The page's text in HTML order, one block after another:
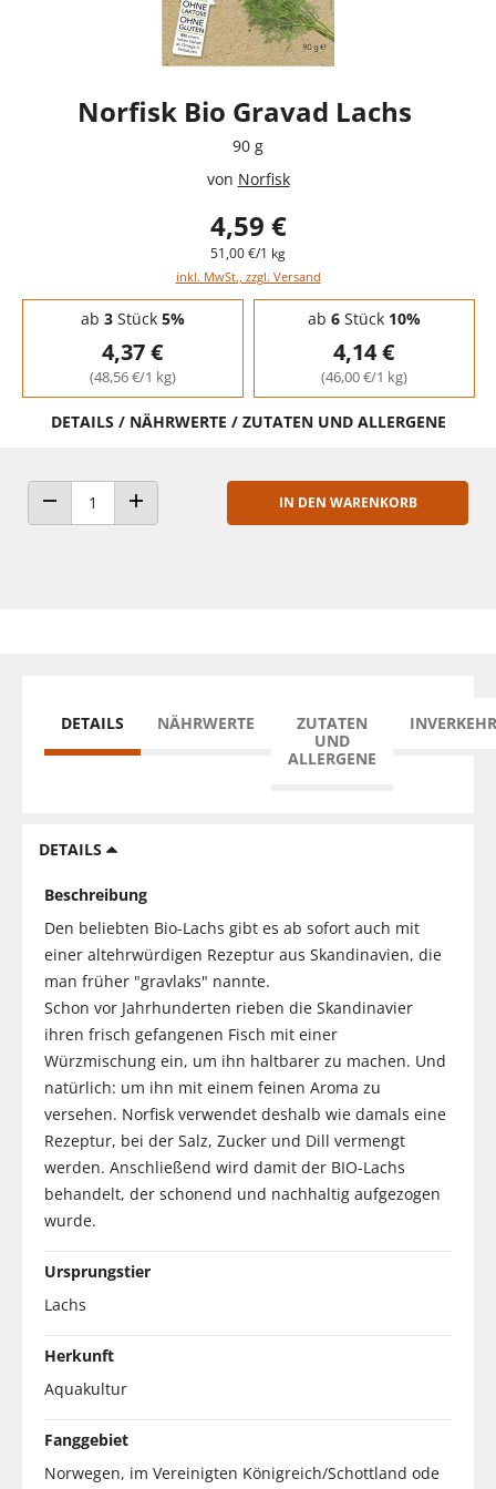
Norfisk Bio Gravad Lachs
90 g
von Norfisk
4,59 €
51,00 €/1 kg
inkl. MwSt., zzgl. Versand
Staffelpreise - Mengenrabatt
ab 3Stück 5%
4,37 €
(48,56 €/1 kg)
ab 6Stück 10%
4,14 €
(46,00 €/1 kg)
DETAILS / NÄHRWERTE / ZUTATEN UND ALLERGENE
ANZAHL VERRINGERNANZAHL ERHÖHEN
IN DEN WARENKORB
DETAILS NÄHRWERTE
ZUTATEN
UND
ALLERGENE
DETAILS
Beschreibung
Den beliebten Bio-Lachs gibt es ab sofort auch mit
einer altehrwürdigen Rezeptur aus Skandinavien, die
man früher "gravlaks" nannte.
Schon vor Jahrhunderten rieben die Skandinavier
ihren frisch gefangenen Fisch mit einer
Würzmischung ein, um ihn haltbarer zu machen. Und
natürlich: um ihn mit einem feinen Aroma zu
versehen. Norfisk verwendet deshalb wie damals eine
Rezeptur, bei der Salz, Zucker und Dill vermengt
werden. Anschließend wird damit der BIO-Lachs
behandelt, der schonend und nachhaltig aufgezogen
wurde.
Ursprungstier
Lachs
Herkunft
Aquakultur
Fanggebiet
Norwegen, im Vereinigten Königreich/Schottland ode